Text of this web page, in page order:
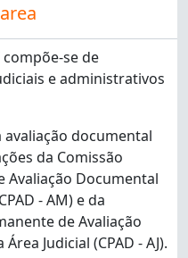
compõe-se de
e administrativos
avaliação documental
da Comissão
Avaliação Documental
- AM) e da
de Avaliação
Judicial (CPAD - AJ).